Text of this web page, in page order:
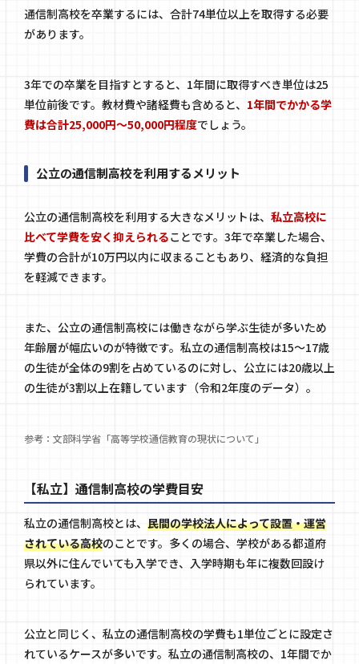
通信制高校を卒業するには、合計74単位以上を取得する必要
があります。
3年での卒業を目指すとすると、1年間に取得すべき単位は25
単位前後です。教材費や諸経費も含めると、 1年間でかかる学
費は合計25,000円～50,000円程度でしょう。
公立の通信制高校を利用するメリット
公立の通信制高校を利用する大きなメリットは、 私立高校に
比べて学費を安く抑えられることです。3年で卒業した場合、
学費の合計が10万円以内に収まることもあり、経済的な負担
を軽減できます。
また、公立の通信制高校には働きながら学ぶ生徒が多いため
年齢層が幅広いのが特徴です。私立の通信制高校は15～17歳
の生徒が全体の9割を占めているのに対し、公立には20歳以上
の生徒が3割以上在籍しています（令和2年度のデータ）。
参考：文部科学省 「高等学校通信教育の現状について」
【私立】通信制高校の学費目安
私立の通信制高校とは、 民間の学校法人によって設置・運営
されている高校のことです。多くの場合、学校がある都道府
県以外に住んでいても入学でき、入学時期も年に複数回設け
られています。
公立と同じく、私立の通信制高校の学費も1単位ごとに設定さ
れているケースが多いです。私立の通信制高校の、1年間でか